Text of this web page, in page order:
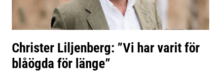
Christer Liljenberg: ”Vi har varit för
blåögda för länge”